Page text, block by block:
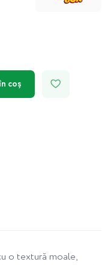
coș
o textură moale,